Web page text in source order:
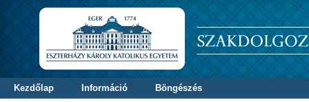
Kezdőlap Információ
Böngészés